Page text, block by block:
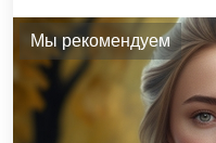
Мы рекомендуем